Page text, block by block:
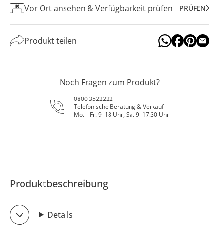
Vor Ort ansehen & Verfügbarkeit prüfen PRÜFEN
Produkt teilen
Noch Fragen zum Produkt?
0800 3522222
Telefonische Beratung & Verkauf
Mo. – Fr. 9–18 Uhr, Sa. 9–17:30 Uhr
Produktbeschreibung
Details